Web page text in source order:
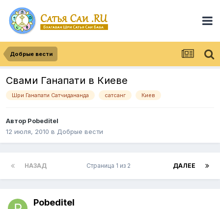
Добрые вести
Свами Ганапати в Киеве
Шри Ганапати Сатчидананда сатсанг Киев
Автор Pobeditel
12 июля, 2010 в Добрые вести
НАЗАД ДАЛЕЕ
Страница 1 из 2
Pobeditel